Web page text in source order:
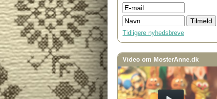
Tidligere nyhedsbreve
Video om MosterAnne.dk